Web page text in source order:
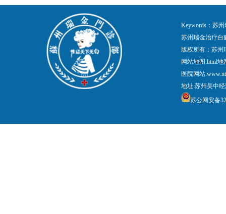
Keywords：苏
苏州瑞金治疗白
版权所有：苏
网站地图:html地
医院网站
地址:苏州吴中
苏公网安备